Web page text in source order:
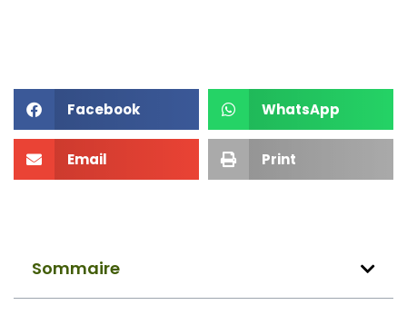
Facebook WhatsApp
Email Print
Sommaire